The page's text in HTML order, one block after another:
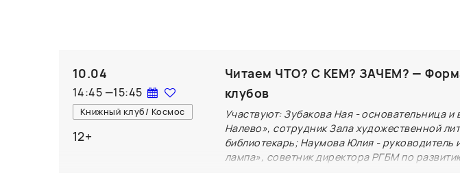
10.04
14:45 —15:45
Книжный клуб/ Космос
12+
Читаем ЧТО? С КЕМ? ЗАЧЕМ? —
клубов
Участвуют: Зубакова Ная - основательница
Налево», сотрудник Зала художественной
библиотекарь; Наумова Юлия -
лампа», советник директора РГБМ по